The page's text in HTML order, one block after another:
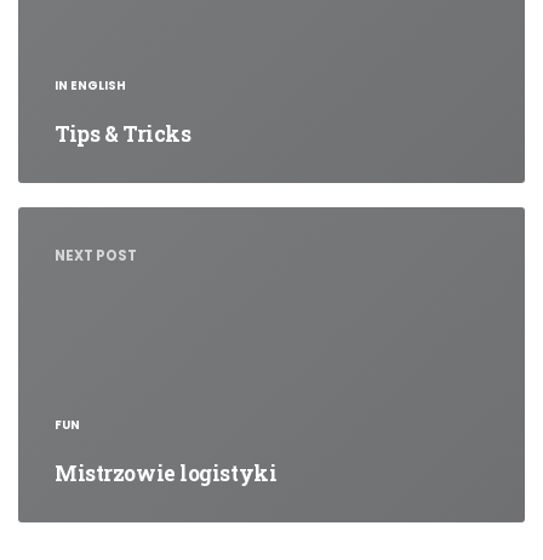
IN ENGLISH
Tips & Tricks
NEXT POST
FUN
Mistrzowie logistyki